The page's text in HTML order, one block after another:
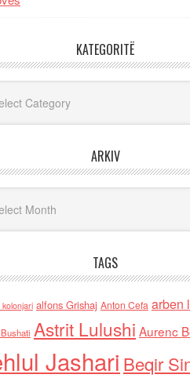
KATEGORITË
ARKIV
TAGS
alfons Grishaj Anton Cefa arben
Astrit Lulushi Aurenc
Jashari Beqir